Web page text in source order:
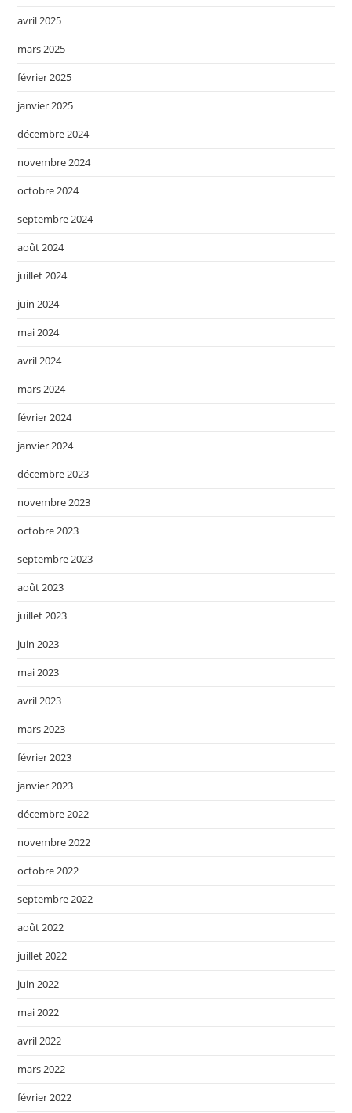
avril 2025
mars 2025
février 2025
janvier 2025
décembre 2024
novembre 2024
octobre 2024
septembre 2024
août 2024
juillet 2024
juin 2024
mai 2024
avril 2024
mars 2024
février 2024
janvier 2024
décembre 2023
novembre 2023
octobre 2023
septembre 2023
août 2023
juillet 2023
juin 2023
mai 2023
avril 2023
mars 2023
février 2023
janvier 2023
décembre 2022
novembre 2022
octobre 2022
septembre 2022
août 2022
juillet 2022
juin 2022
mai 2022
avril 2022
mars 2022
février 2022